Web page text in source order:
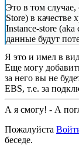
Это в том
Store) в качестве
Instance-store (aka
данные будут
Я это и имел в
Еще могу
за него вы не
EBS, т.е. за
А я смогу! - А
Пожалуйста
беседе.